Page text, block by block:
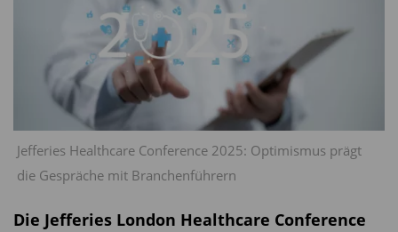
Jefferies Healthcare Conference 2025: Optimismus prägt
die Gespräche mit Branchenführern
Die Jefferies London Healthcare Conference